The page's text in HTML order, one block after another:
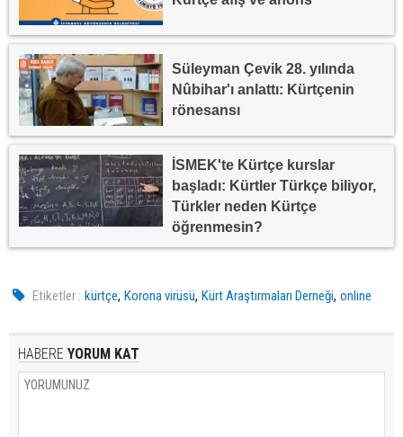
Süleyman Çevik 28. yılında
Nûbihar'ı anlattı: Kürtçenin
rönesansı
İSMEK'te Kürtçe kurslar
başladı: Kürtler Türkçe biliyor,
Türkler neden Kürtçe
öğrenmesin?
Etiketler : kürtçe,Korona virüsü,Kürt Araştırmaları Derneği,online
HABERE YORUM KAT